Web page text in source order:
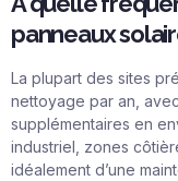
panneaux
La plupart des sites
nettoyage par an,
supplémentaires en
industriel, zones
idéalement d’une